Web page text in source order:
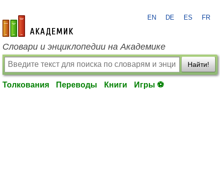
academic.ru
EN DE ES FR
Словари и энциклопедии на Академике
Найти!
Толкования Переводы Книги Игры ⚽